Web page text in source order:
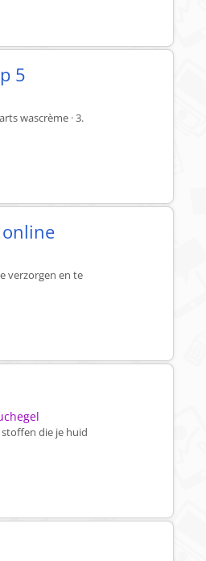
5
wascrème · 3.
online
verzorgen en te
die je huid